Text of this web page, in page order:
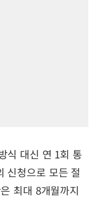
식 대신 연 1회 통
신청으로 모든 절
최대 8개월까지